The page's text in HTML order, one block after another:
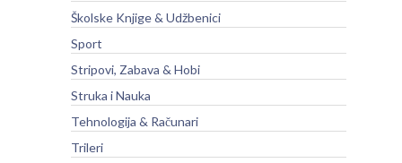
Školske Knjige & Udžbenici
Sport
Stripovi, Zabava & Hobi
Struka i Nauka
Tehnologija & Računari
Trileri